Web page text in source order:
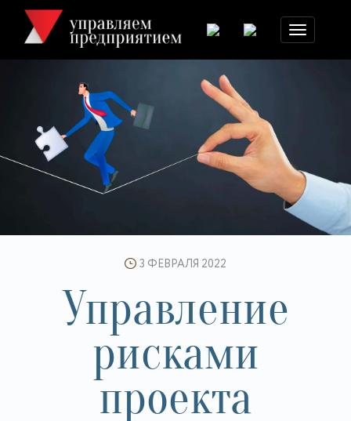
Toggle
navigation
3 ФЕВРАЛЯ 2022
Управление
рисками
проекта